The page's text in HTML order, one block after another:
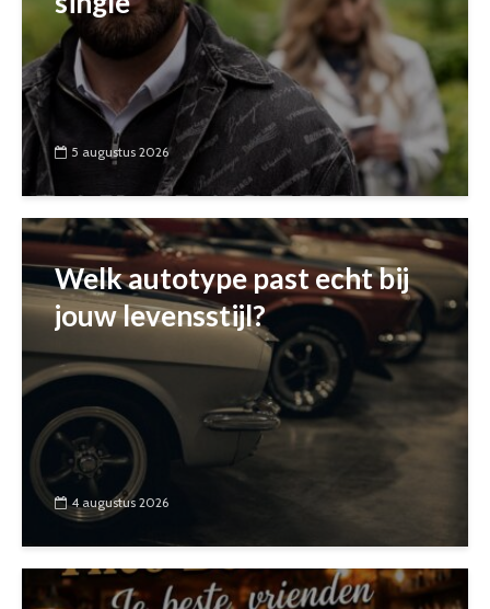
5 augustus 2026
Welk autotype past echt bij
jouw levensstijl?
4 augustus 2026